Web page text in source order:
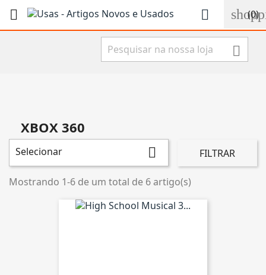
 (0)


XBOX 360
Selecionar  FILTRAR
Mostrando 1-6 de um total de 6 artigo(s)